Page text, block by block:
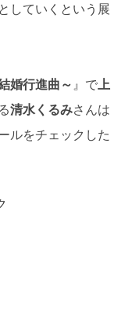
していくという展
婚行進曲～ 』で 上
清水くるみさんは
ルをチェックした